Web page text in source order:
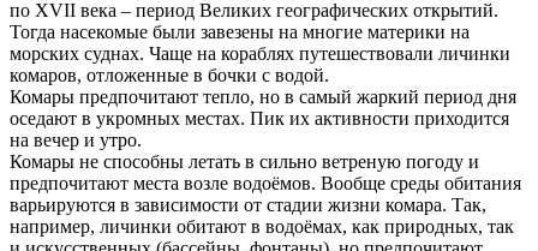
по XVII века – период Великих географических открытий.
Тогда насекомые были завезены на многие материки на
морских суднах. Чаще на кораблях путешествовали личинки
комаров, отложенные в бочки с водой.
Комары предпочитают тепло, но в самый жаркий период дня
оседают в укромных местах. Пик их активности приходится
на вечер и утро.
Комары не способны летать в сильно ветреную погоду и
предпочитают места возле водоёмов. Вообще среды обитания
варьируются в зависимости от стадии жизни комара. Так,
например, личинки обитают в водоёмах, как природных, так